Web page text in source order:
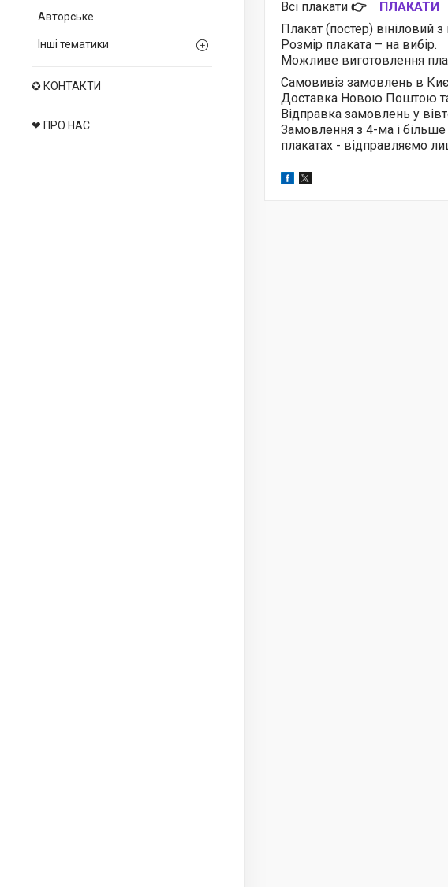
Авторське
Інші тематики
✪ КОНТАКТИ
❤ ПРО НАС
Всі плакати 👉
ПЛАКАТИ
Плакат (постер) вініловий
Розмір плаката – на вибір.
Можливе виготовлення
Самовивіз замовлень в
Доставка Новою Поштою
Відправка замовлень у
Замовлення з 4-ма і
плакатах - відправляємо